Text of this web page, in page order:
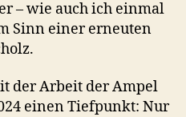
– wie auch ich einmal
Sinn einer erneuten
der Arbeit der Ampel
einen Tiefpunkt: Nur